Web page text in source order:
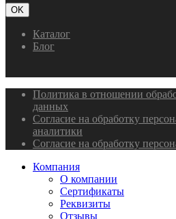
OK
Каталог
Блог
Политика в отношении
данных
Согласие на обработку
аналитики
Согласие на обработку
Компания
О компании
Сертификаты
Реквизиты
Отзывы